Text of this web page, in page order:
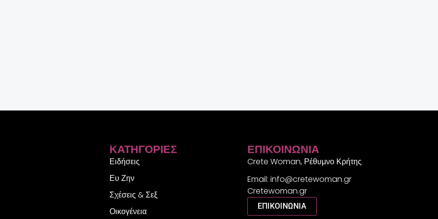
ΚΑΤΗΓΟΡΊΕΣ
Ειδήσεις
Ευ Ζην
Σχέσεις & Σεξ
Οικογένεια
ΕΠΙΚΟΙΝΩΝΊΑ
Crete Woman, Ρέθυμνο Κρήτης
Email: info@cretewoman.gr
Cretewoman.gr
ΕΠΙΚΟΙΝΩΝΙΑ